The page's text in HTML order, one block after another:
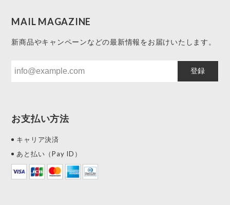
MAIL MAGAZINE
新商品やキャンペーンなどの最新情報をお届けいたします。
登録
お支払い方法
キャリア決済
あと払い（Pay ID）